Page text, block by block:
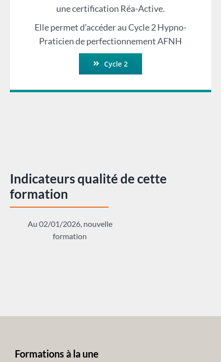
une certification Réa-Active.
Elle permet d’accéder au Cycle 2 Hypno-
Praticien de perfectionnement AFNH
Cycle 2
Indicateurs qualité de cette
formation
Au 02/01/2026, nouvelle
formation
Formations à la une